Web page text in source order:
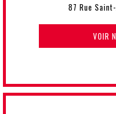
87 Rue
VOIR